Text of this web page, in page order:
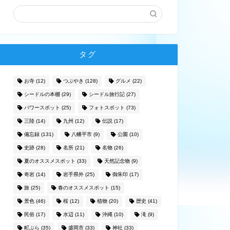
タグ
お寺(12) つぶやき (128) グルメ (22)
シードルの本棚(29) シードル旅行記(27)
パワースポット (25) フォトスポット (73)
三陸(14) 九州 (12) 伝説(17)
備忘録(131) 八幡平市(9) 公園 (10)
史跡(28) 名所(21) 名物(26)
夏のオススメスポット (33) 天然記念物(9)
奇岩(14) 岩手県外(25) 御朱印 (17)
旅(25) 春のオススメスポット (15)
景色(46) 桜(12) 植物(20) 歴史 (41)
民俗(17) 水辺 (11) 沖縄(10) 滝(9)
町ぶら (35) 盛岡市(33) 神社(33)